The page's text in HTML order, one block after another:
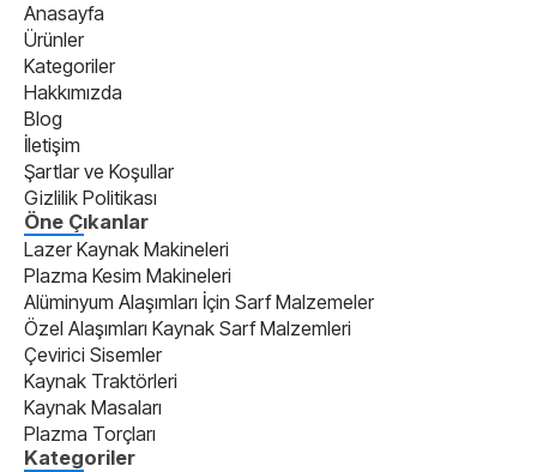
Anasayfa
Ürünler
Kategoriler
Hakkımızda
Blog
İletişim
Şartlar ve Koşullar
Gizlilik Politikası
Öne Çıkanlar
Lazer Kaynak Makineleri
Plazma Kesim Makineleri
Alüminyum Alaşımları İçin Sarf Malzemeler
Özel Alaşımları Kaynak Sarf Malzemleri
Çevirici Sisemler
Kaynak Traktörleri
Kaynak Masaları
Plazma Torçları
Kategoriler